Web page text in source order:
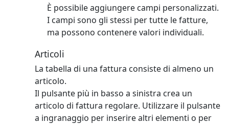
È possibile aggiungere campi personalizzati.
I campi sono gli stessi per tutte le fatture,
ma possono contenere valori individuali.
Articoli
La tabella di una fattura consiste di almeno un
articolo.
Il pulsante più in basso a sinistra crea un
articolo di fattura regolare. Utilizzare il pulsante
a ingranaggio per inserire altri elementi o per